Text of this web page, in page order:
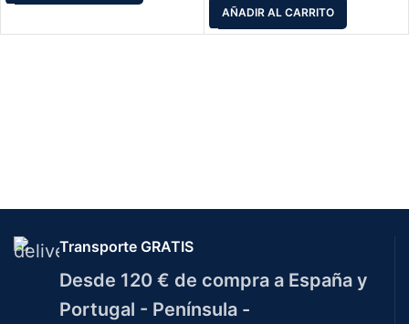
AÑADIR AL CARRITO
Transporte GRATIS
Desde 120 € de compra a España y
Portugal - Península -